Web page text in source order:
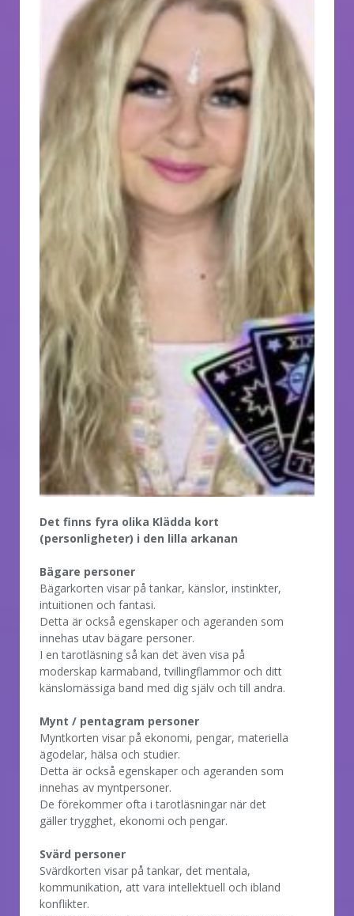
Det finns fyra olika Klädda kort
(personligheter) i den lilla arkanan
Bägare personer
Bägarkorten visar på tankar, känslor, instinkter,
intuitionen och fantasi.
Detta är också egenskaper och ageranden som
innehas utav bägare personer.
I en tarotläsning så kan det även visa på
moderskap karmaband, tvillingflammor och ditt
känslomässiga band med dig själv och till andra.
Mynt / pentagram personer
Myntkorten visar på ekonomi, pengar, materiella
ägodelar, hälsa och studier.
Detta är också egenskaper och ageranden som
innehas av myntpersoner.
De förekommer ofta i tarotläsningar när det
gäller trygghet, ekonomi och pengar.
Svärd personer
Svärdkorten visar på tankar, det mentala,
kommunikation, att vara intellektuell och ibland
konflikter.